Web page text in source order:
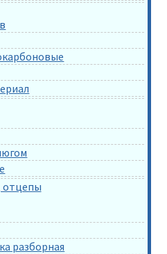
отцепы
разборная